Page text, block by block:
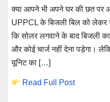
क्या आपने भी अपने घर की छत पर
UPPCL के बिजली बिल को
कि सोलर लगवाने के बाद बिजली
और कोई चार्ज नहीं देना पड़ेगा।
यूनिट का […]
Read Full Post